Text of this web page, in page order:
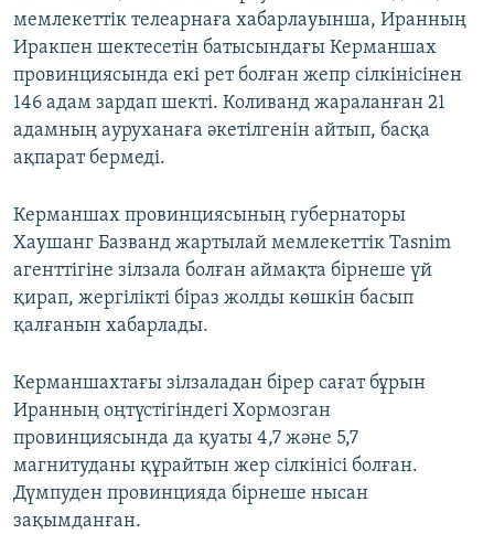
мемлекеттік телеарнаға хабарлауынша, Иранның
Иракпен шектесетін батысындағы Керманшах
провинциясында екі рет болған жепр сілкінісінен
146 адам зардап шекті. Коливанд жараланған 21
адамның ауруханаға әкетілгенін айтып, басқа
ақпарат бермеді.
Керманшах провинциясының губернаторы
Хаушанг Базванд жартылай мемлекеттік Tasnim
агенттігіне зілзала болған аймақта бірнеше үй
қирап, жергілікті біраз жолды көшкін басып
қалғанын хабарлады.
Керманшахтағы зілзаладан бірер сағат бұрын
Иранның оңтүстігіндегі Хормозган
провинциясында да қуаты 4,7 және 5,7
магнитуданы құрайтын жер сілкінісі болған.
Дүмпуден провинцияда бірнеше нысан
зақымданған.